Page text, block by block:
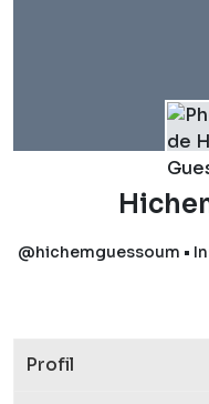
@hichemguessoum •
Profil